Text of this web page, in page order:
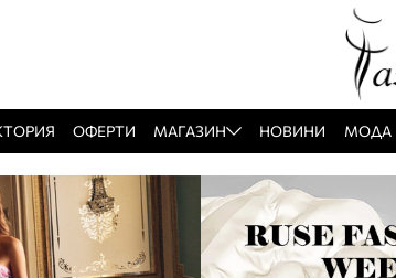
ОФЕРТИ МАГАЗИН НОВИНИ МОДА